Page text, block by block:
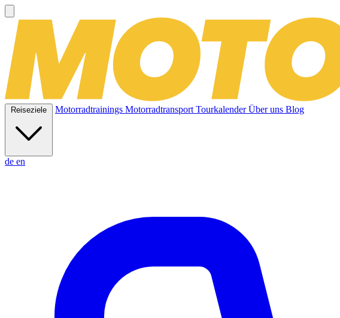
Reiseziele Motorradtrainings Motorradtransport TourkalenderÜber uns Blog
de en